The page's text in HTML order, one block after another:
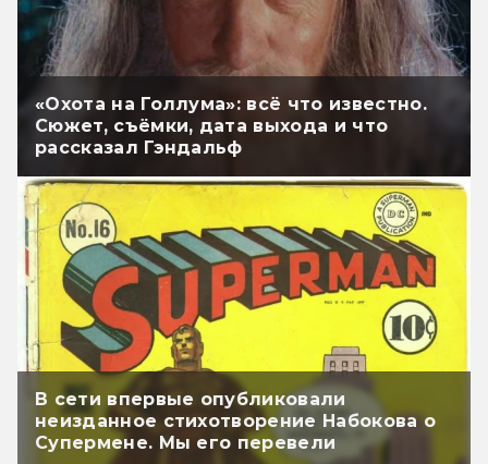
«Охота на Голлума»: всё что известно.
Сюжет, съёмки, дата выхода и что
рассказал Гэндальф
В сети впервые опубликовали
неизданное стихотворение Набокова о
Супермене. Мы его перевели